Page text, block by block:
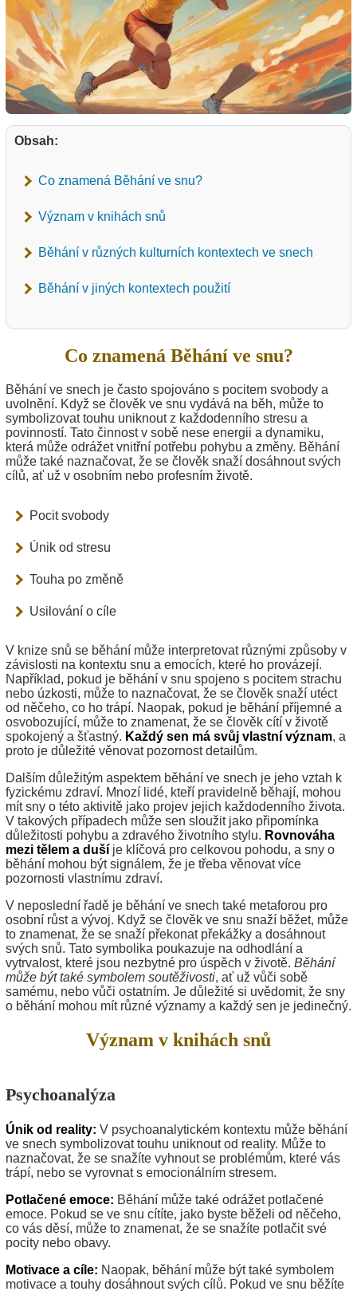
Obsah:
Co znamená Běhání ve snu?
Význam v knihách snů
Běhání v různých kulturních kontextech ve snech
Běhání v jiných kontextech použití
Co znamená Běhání ve snu?
Běhání ve snech je často spojováno s pocitem svobody a
uvolnění. Když se člověk ve snu vydává na běh, může to
symbolizovat touhu uniknout z každodenního stresu a
povinností. Tato činnost v sobě nese energii a dynamiku,
která může odrážet vnitřní potřebu pohybu a změny. Běhání
může také naznačovat, že se člověk snaží dosáhnout svých
cílů, ať už v osobním nebo profesním životě.
Pocit svobody
Únik od stresu
Touha po změně
Usilování o cíle
V knize snů se běhání může interpretovat různými způsoby v
závislosti na kontextu snu a emocích, které ho provázejí.
Například, pokud je běhání v snu spojeno s pocitem strachu
nebo úzkosti, může to naznačovat, že se člověk snaží utéct
od něčeho, co ho trápí. Naopak, pokud je běhání příjemné a
osvobozující, může to znamenat, že se člověk cítí v životě
spokojený a šťastný. Každý sen má svůj vlastní význam, a
proto je důležité věnovat pozornost detailům.
Dalším důležitým aspektem běhání ve snech je jeho vztah k
fyzickému zdraví. Mnozí lidé, kteří pravidelně běhají, mohou
mít sny o této aktivitě jako projev jejich každodenního života.
V takových případech může sen sloužit jako připomínka
důležitosti pohybu a zdravého životního stylu. Rovnováha
mezi tělem a duší je klíčová pro celkovou pohodu, a sny o
běhání mohou být signálem, že je třeba věnovat více
pozornosti vlastnímu zdraví.
V neposlední řadě je běhání ve snech také metaforou pro
osobní růst a vývoj. Když se člověk ve snu snaží běžet, může
to znamenat, že se snaží překonat překážky a dosáhnout
svých snů. Tato symbolika poukazuje na odhodlání a
vytrvalost, které jsou nezbytné pro úspěch v životě. Běhání
může být také symbolem soutěživosti, ať už vůči sobě
samému, nebo vůči ostatním. Je důležité si uvědomit, že sny
o běhání mohou mít různé významy a každý sen je jedinečný.
Význam v knihách snů
Psychoanalýza
Únik od reality: V psychoanalytickém kontextu může běhání
ve snech symbolizovat touhu uniknout od reality. Může to
naznačovat, že se snažíte vyhnout se problémům, které vás
trápí, nebo se vyrovnat s emocionálním stresem.
Potlačené emoce: Běhání může také odrážet potlačené
emoce. Pokud se ve snu cítíte, jako byste běželi od něčeho,
co vás děsí, může to znamenat, že se snažíte potlačit své
pocity nebo obavy.
Motivace a cíle: Naopak, běhání může být také symbolem
motivace a touhy dosáhnout svých cílů. Pokud ve snu běžíte